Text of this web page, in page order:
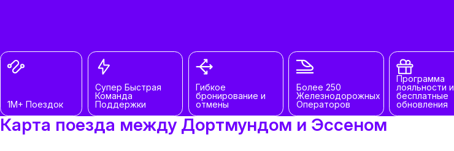
1M+ Поездок
Супер Быстрая
Команда
Поддержки
Гибкое
бронирование и
отмены
Более 250
Железнодорожных
Операторов
Программа
лояльности и
бесплатные
обновления
Карта поезда между Дортмундом и Эссеном